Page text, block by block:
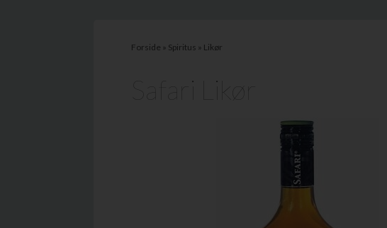
Forside » Spiritus » Likør
Safari Likør